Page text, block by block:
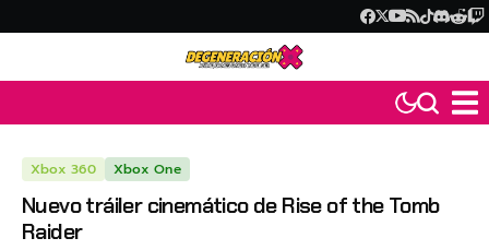
Xbox 360 Xbox One
Nuevo tráiler cinemático de Rise of the Tomb
Raider